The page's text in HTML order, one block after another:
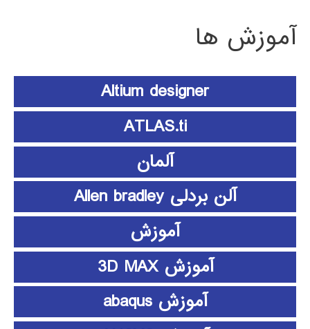
آموزش ها
Altium designer
ATLAS.ti
آلمان
آلن بردلی Allen bradley
آموزش
آموزش 3D MAX
آموزش abaqus